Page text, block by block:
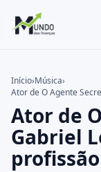
Economia
Finanças
Buscar
Buscar por:
Pressione
Início›Música›
Ator de O Agente
Ator de
Gabriel
profissão